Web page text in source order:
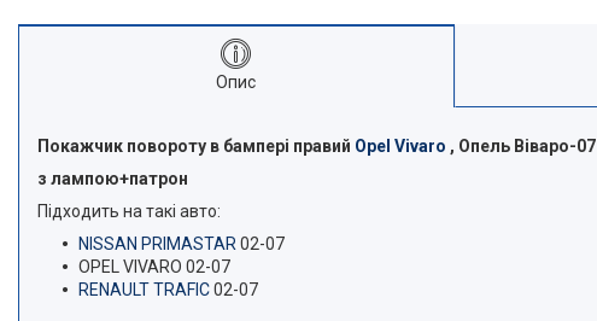
Опис
Покажчик повороту в бампері правий Opel Vivaro , Опель Віваро-07
з лампою+патрон
Підходить на такі авто:
NISSAN PRIMASTAR 02-07
OPEL VIVARO 02-07
RENAULT TRAFIC02-07